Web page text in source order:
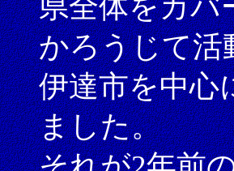
県全体をカバ
かろうじて活
伊達市を中心
ました。